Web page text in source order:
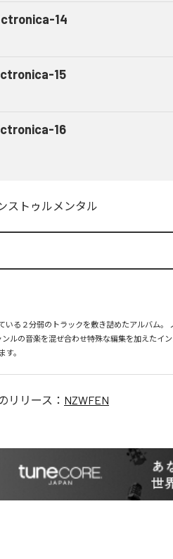
14
15
16
ストゥルメンタル
いる２分弱のトラックを敷き詰めたアルバム。
ンルの音楽を混ぜ合わせ特殊な編集を加えたイ
す。
リリース： NZWFEN